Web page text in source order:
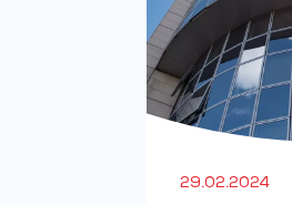
29.02.2024